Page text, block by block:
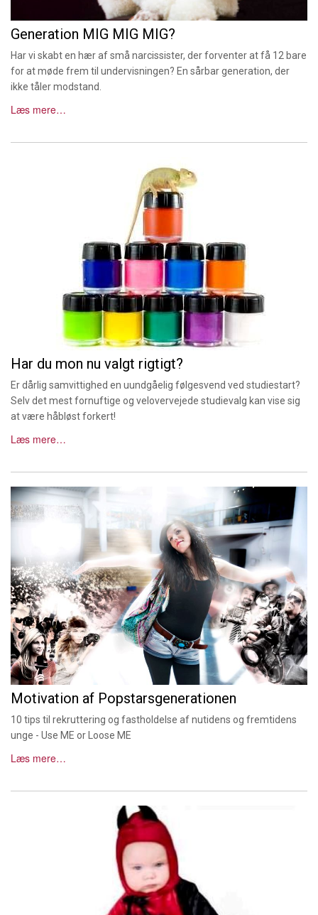
Generation MIG MIG MIG?
Har vi skabt en hær af små narcissister, der forventer at få 12 bare
for at møde frem til undervisningen? En sårbar generation, der
ikke tåler modstand.
Læs mere…
Har du mon nu valgt rigtigt?
Er dårlig samvittighed en uundgåelig følgesvend ved studiestart?
Selv det mest fornuftige og velovervejede studievalg kan vise sig
at være håbløst forkert!
Læs mere…
Motivation af Popstarsgenerationen
10 tips til rekruttering og fastholdelse af nutidens og fremtidens
unge - Use ME or Loose ME
Læs mere…